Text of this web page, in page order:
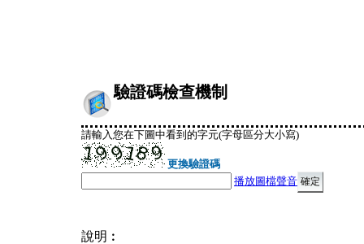
驗證碼檢查機制
請輸入您在下圖中看到的字元(字母區分大小寫)
更換驗證碼
播放圖檔聲音
說明︰